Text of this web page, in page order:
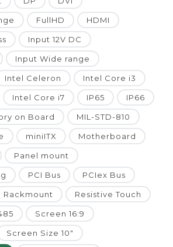
FullHD HDMI
Input 12V DC
Input Wide range
Intel Celeron Intel Core i3
Intel Core i7 IP65 IP66
on Board MIL-STD-810
miniITX Motherboard
Panel mount
PCI Bus PCIex Bus
Rackmount Resistive Touch
Screen 16:9
Screen Size 10"